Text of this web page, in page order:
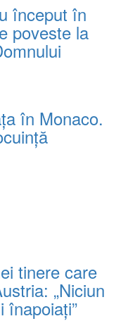
început în
poveste la
în Monaco.
tinere care
„Niciun
înapoiați”